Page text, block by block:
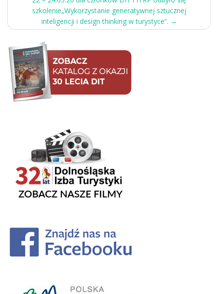
szkolenie„Wykorzystanie generatywnej sztucznej
inteligencji i design thinking w turystyce”. →